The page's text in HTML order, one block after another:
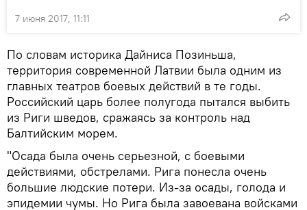
7 июня 2017, 11:11
По словам историка Дайниса Позиньша,
территория современной Латвии была одним из
главных театров боевых действий в те годы.
Российский царь более полугода пытался выбить
из Риги шведов, сражаясь за контроль над
Балтийским морем.
"Осада была очень серьезной, с боевыми
действиями, обстрелами. Рига понесла очень
большие людские потери. Из-за осады, голода и
эпидемии чумы. Но Рига была завоевана войсками